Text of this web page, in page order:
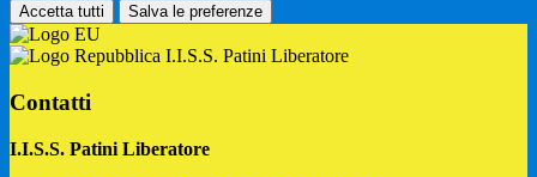
Accetta tutti Salva le preferenze
I.I.S.S. Patini Liberatore
Contatti
I.I.S.S. Patini Liberatore